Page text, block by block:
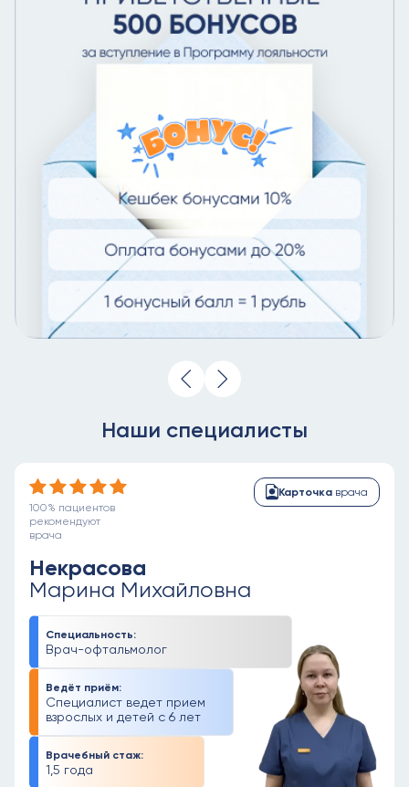
Наши специалисты
100% пациентов
рекомендуют
врача
Карточка врача
Некрасова
Марина Михайловна
Специальность:
Врач-офтальмолог
Ведёт приём:
Специалист ведет прием
взрослых и детей с 6 лет
Врачебный стаж:
1,5 года